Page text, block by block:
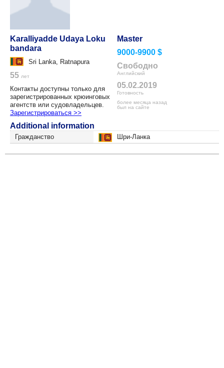
Karalliyadde Udaya Loku
bandara
Sri Lanka, Ratnapura
55 лет
Контакты доступны только для
зарегистрированных крюинговых
агентств или судовладельцев.
Зарегистрироваться >>
Master
9000-9900 $
Свободно
Английский
05.02.2019
Готовность
более месяца назад
был на сайте
Additional information
Гражданство Шри-Ланка